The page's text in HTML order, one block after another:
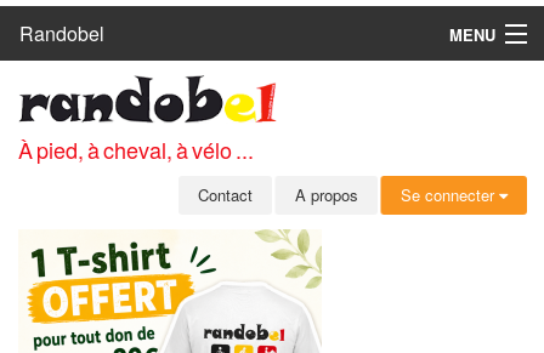
Randobel
MENU
CIRCUITS
CLUBS
MEMBRES
SE CONNECTER
À pied, à cheval, à vélo ...
Contact A propos Se connecter